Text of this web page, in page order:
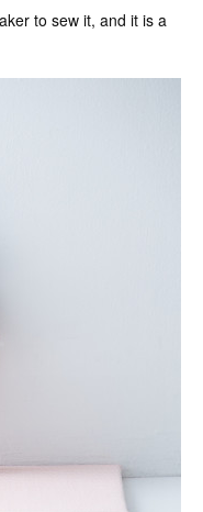
to sew it, and it is a